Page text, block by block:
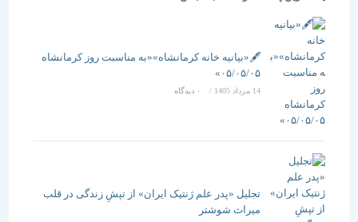
🖋️«بیانیه خانه کرمانشاه»«به مناسبت روز کرمانشاه
۰۵/۰۵/۰۵»
/ ۰ دیدگاه
تجلیل «پدر علم ژنتیک ایران» از تپشِ زندگی در قلب
میراث شوشتر